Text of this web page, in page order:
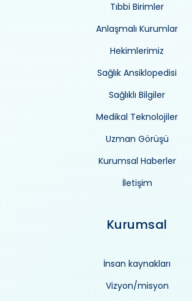
Tıbbi Birimler
Anlaşmalı Kurumlar
Hekimlerimiz
Sağlık Ansiklopedisi
Sağlıklı Bilgiler
Medikal Teknolojiler
Uzman Görüşü
Kurumsal Haberler
İletişim
Kurumsal
İnsan kaynakları
Vizyon/misyon